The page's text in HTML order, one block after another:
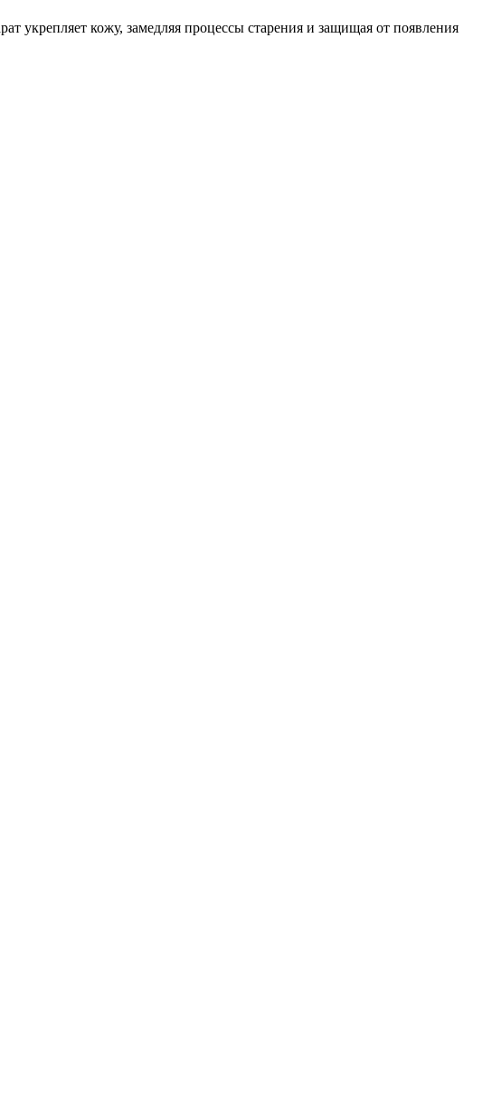
укрепляет кожу, замедляя процессы старения и защищая от появления